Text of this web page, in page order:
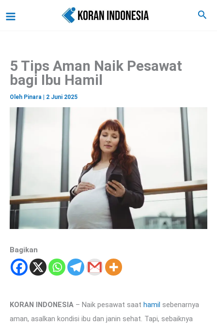
ke
Cari
5 Tips Aman Naik Pesawat
bagi Ibu Hamil
Oleh Pinara 2 Juni 2025
Bagikan
KORAN INDONESIA – Naik pesawat saat hamil sebenarnya
aman, asalkan kondisi ibu dan janin sehat. Tapi, sebaiknya
a